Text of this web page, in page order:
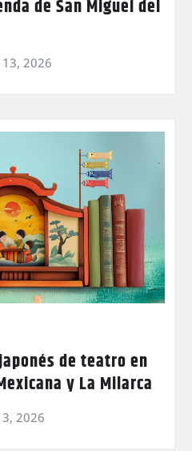
de San Miguel del
13, 2026
de teatro en
y La Milarca
3, 2026